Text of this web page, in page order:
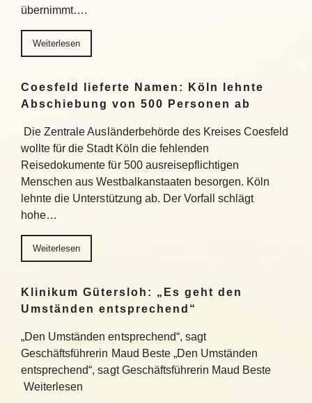
übernimmt….
Weiterlesen
Coesfeld lieferte Namen: Köln lehnte
Abschiebung von 500 Personen ab
Die Zentrale Ausländerbehörde des Kreises Coesfeld
wollte für die Stadt Köln die fehlenden
Reisedokumente für 500 ausreisepflichtigen
Menschen aus Westbalkanstaaten besorgen. Köln
lehnte die Unterstützung ab. Der Vorfall schlägt
hohe…
Weiterlesen
Klinikum Gütersloh: „Es geht den
Umständen entsprechend“
„Den Umständen entsprechend“, sagt
Geschäftsführerin Maud Beste „Den Umständen
entsprechend“, sagt Geschäftsführerin Maud Beste
Weiterlesen